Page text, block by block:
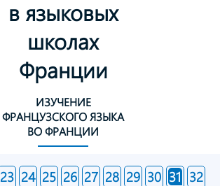
в языковых
школах
Франции
ИЗУЧЕНИЕ
ФРАНЦУЗСКОГО ЯЗЫКА
ВО ФРАНЦИИ
23 24 25 26 27 28 29 30 31 32